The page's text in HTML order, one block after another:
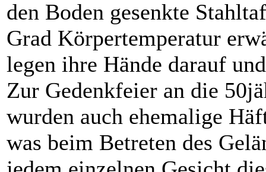
den Boden gesenkte
Grad Körpertemperatur
legen ihre Hände darauf
Zur Gedenkfeier an die
wurden auch ehemalige
was beim Betreten des